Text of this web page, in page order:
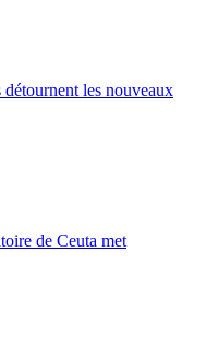
détournent les nouveaux
de Ceuta met